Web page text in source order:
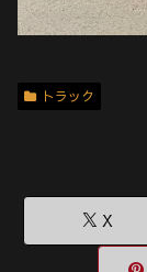
トラック
X